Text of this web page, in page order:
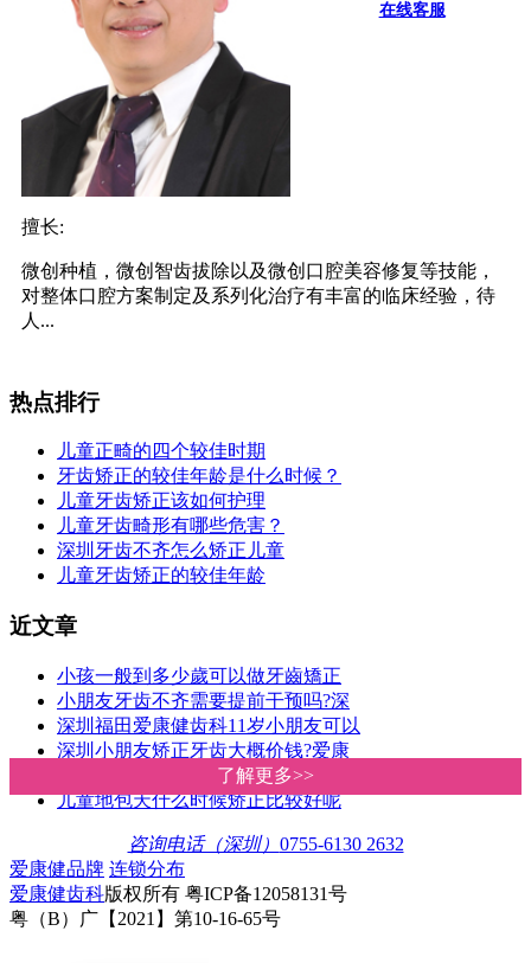
了解更多>>
了解更多>>
在线客服
擅长:
微创种植，微创智齿拔除以及微创口腔美容修复等技能，
对整体口腔方案制定及系列化治疗有丰富的临床经验，待
人...
热点排行
儿童正畸的四个较佳时期
牙齿矫正的较佳年龄是什么时候？
儿童牙齿矫正该如何护理
儿童牙齿畸形有哪些危害？
深圳牙齿不齐怎么矫正儿童
儿童牙齿矫正的较佳年龄
近文章
小孩一般到多少歲可以做牙齒矯正
小朋友牙齿不齐需要提前干预吗?深
深圳福田爱康健齿科11岁小朋友可以
深圳小朋友矫正牙齿大概价钱?爱康
如何干预和纠正孩子错颌畸形？深
儿童地包天什么时候矫正比较好呢
咨询电话（深圳） 0755-6130 2632
爱康健品牌 连锁分布
爱康健齿科版权所有 粤ICP备12058131号
粤（B）广【2021】第10-16-65号